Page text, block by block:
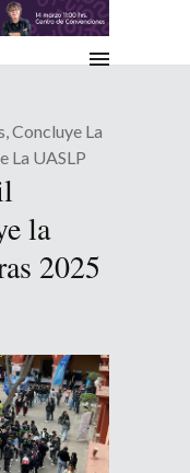
Concluye La
La UASLP
la
2025